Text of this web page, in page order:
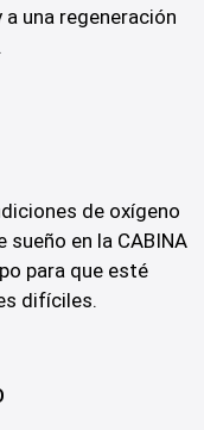
una regeneración
de oxígeno
en la CABINA
para que esté
difíciles.